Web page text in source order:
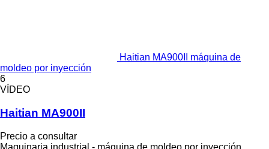
Haitian MA900II máquina de
moldeo por inyección
6
VÍDEO
Haitian MA900II
Precio a consultar
Maquinaria industrial - máquina de moldeo por inyección